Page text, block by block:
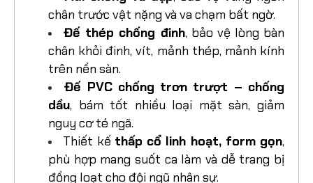
chân trước vật nặng và va chạm bất ngờ.
Đế thép chống đinh, bảo vệ lòng bàn
chân khỏi đinh, vít, mảnh thép, mảnh kính
trên nền sàn.
Đế PVC chống trơn trượt – chống
dầu, bám tốt nhiều loại mặt sàn, giảm
nguy cơ té ngã.
Thiết kế thấp cổ linh hoạt, form gọn,
phù hợp mang suốt ca làm và dễ trang bị
đồng loạt cho đội ngũ nhân sự.